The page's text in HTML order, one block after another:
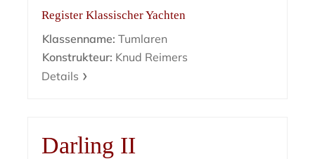
Register Klassischer Yachten
Klassenname: Tumlaren
Konstrukteur: Knud Reimers
Details
Darling II